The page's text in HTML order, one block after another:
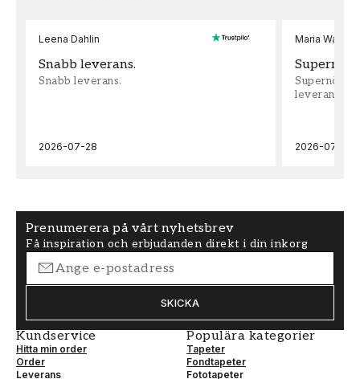
Leena Dahlin
Snabb leverans.
Snabb leverans.
2026-07-28
Maria
leveran,
2026-07-22
Prenumerera på vårt nyhetsbrev
Få inspiration och erbjudanden direkt i din inkorg
SKICKA
Kundservice
Hitta min order
Order
Leverans
Populära kategorier
Tapeter
Fondtapeter
Fototapeter